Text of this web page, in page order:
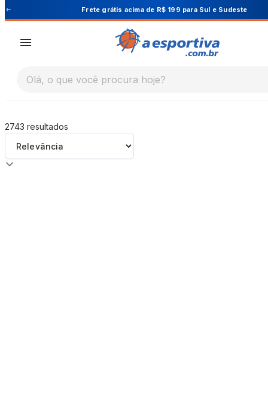
A Esportiva Frete grátis acima de R$ 199 para Sul e Sudeste
Olá, o que você procura hoje?
2743 resultados